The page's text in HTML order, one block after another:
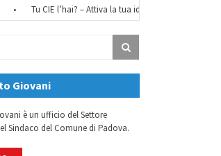
Tu CIE l’hai? – Attiva la tua identità digitale
Giovani
è un ufficio del Settore
Sindaco del Comune di Padova.